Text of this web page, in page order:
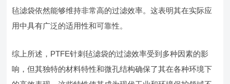
毡滤袋依然能够维持非常高的过滤效率。这表明其在实际应
用中具有广泛的适用性和可靠性。
综上所述，PTFE针刺毡滤袋的过滤效率受到多种因素的影
响，但其独特的材料特性和微孔结构确保了其在各种环境下